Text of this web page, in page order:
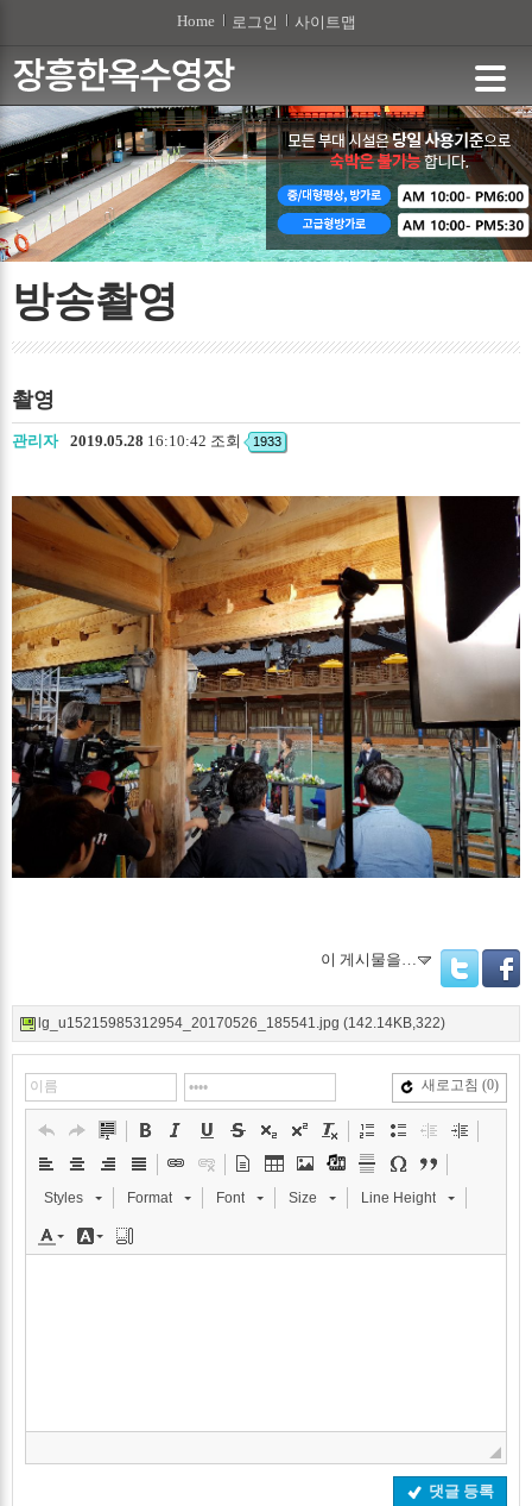
Home 로그인 사이트맵
방송촬영
촬영
관리자 2019.05.28 16:10:42 조회 1933
이 게시물을…
Twitter
lg_u15215985312954_20170526_185541.jpg (142.14KB,322)
새로고침 (0)
Styles Format Font Size Line Height
댓글 등록